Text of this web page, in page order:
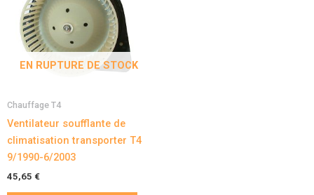
EN RUPTURE DE STOCK
Chauffage T4
Ventilateur soufflante de
climatisation transporter T4
9/1990-6/2003
45,65 €